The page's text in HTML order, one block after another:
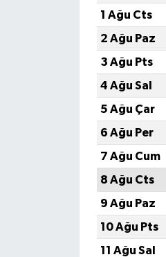
1 Ağu Cts
2 Ağu Paz
3 Ağu Pts
4 Ağu Sal
5 Ağu Çar
6 Ağu Per
7 Ağu Cum
8 Ağu Cts
9 Ağu Paz
10 Ağu Pts
11 Ağu Sal